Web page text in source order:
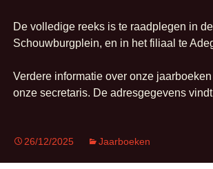
De volledige reeks is te raadplegen in
Schouwburgplein, en in het filiaal te
Verdere informatie over onze
onze secretaris. De adresgegevens
26/12/2025 Jaarboeken